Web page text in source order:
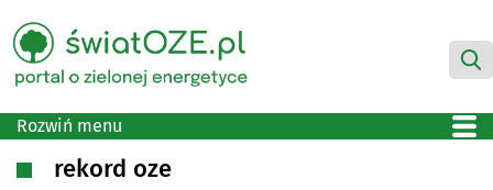
Rozwiń menu
rekord oze